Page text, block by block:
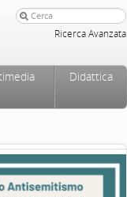
Ricerca Avanzata
Didattica